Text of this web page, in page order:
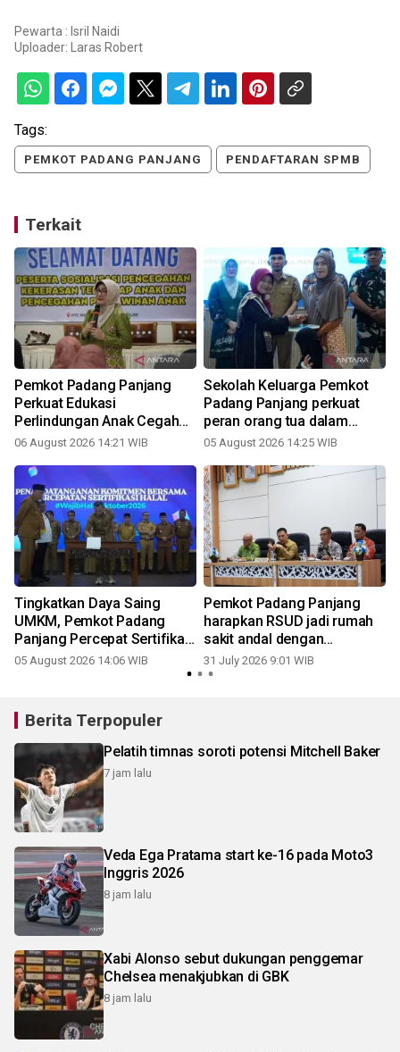
Pewarta : Isril Naidi
Uploader: Laras Robert
Tags:
PEMKOT PADANG PANJANG PENDAFTARAN SPMB
Terkait
Pemkot Padang Panjang
Perkuat Edukasi
Perlindungan Anak Cegah
Kekerasan dan Perkawinan
06 August 2026 14:21 WIB
Sekolah Keluarga Pemkot
Padang Panjang perkuat
peran orang tua dalam
pengasuhan anak
05 August 2026 14:25 WIB
Tingkatkan Daya Saing
UMKM, Pemkot Padang
Panjang Percepat Sertifikasi
Halal
05 August 2026 14:06 WIB
Pemkot Padang Panjang
harapkan RSUD jadi rumah
sakit andal dengan
pelayanan terbaik
31 July 2026 9:01 WIB
Berita Terpopuler
Pelatih timnas soroti potensi Mitchell Baker
7 jam lalu
Veda Ega Pratama start ke-16 pada Moto3
Inggris 2026
8 jam lalu
Xabi Alonso sebut dukungan penggemar
Chelsea menakjubkan di GBK
8 jam lalu